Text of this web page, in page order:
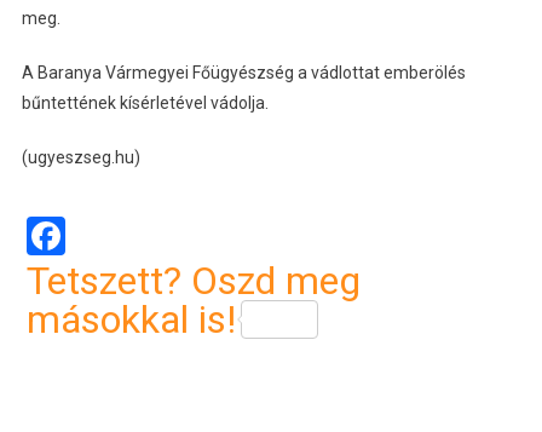
meg.
A Baranya Vármegyei Főügyészség a vádlottat emberölés
bűntettének kísérletével vádolja.
(ugyeszseg.hu)
Facebook
Tetszett? Oszd meg
másokkal is!